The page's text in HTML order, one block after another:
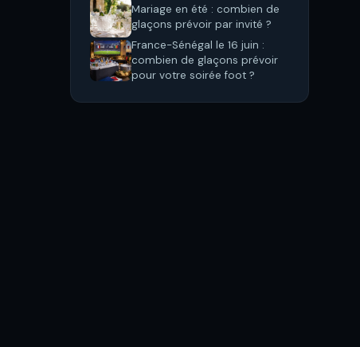
Mariage en été : combien de
glaçons prévoir par invité ?
France-Sénégal le 16 juin :
combien de glaçons prévoir
pour votre soirée foot ?